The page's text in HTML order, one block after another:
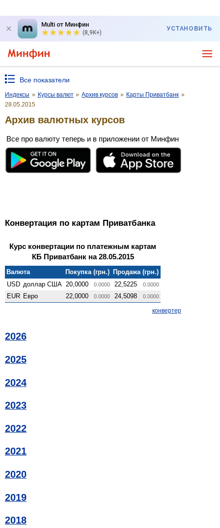
Multi от Минфин
(8,9K+)
УСТАНОВИТЬ
Все показатели
Индексы » Курсы валют » Архив курсов » Карты Приватбанк »
28.05.2015
Архив валютных курсов
Все про валюту теперь и в приложении от Минфин
Конвертация по картам Приватбанка
Курс конвертации по платежным картам
КБ Приватбанк на 28.05.2015
Валюта Покупка (грн.) Продажа (грн.)
USD доллар США 20,0000 0.0000 22,5225 0.0000
EUR Евро 22,0000 0.0000 24,5098 0.0000
конвертер
2026
2025
2024
2023
2022
2021
2020
2019
2018